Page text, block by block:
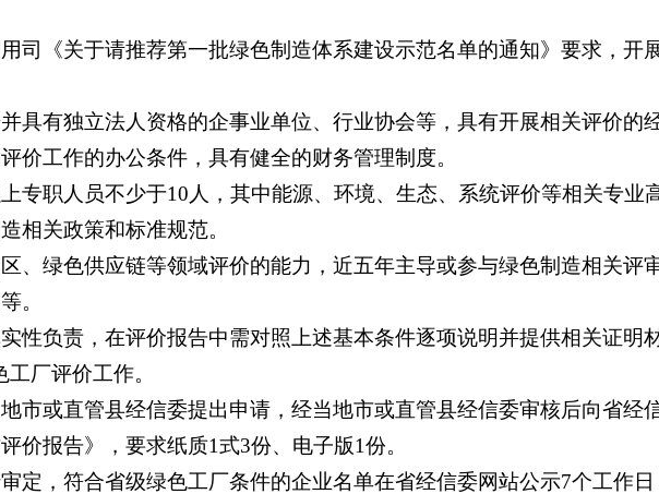
司《关于请推荐第一批绿色制造体系建设示范名单的通知》要求，开
具有独立法人资格的企事业单位、行业协会等，具有开展相关评价的
价工作的办公条件，具有健全的财务管理制度。
专职人员不少于10人，其中能源、环境、生态、系统评价等相关专
相关政策和标准规范。
、绿色供应链等领域评价的能力，近五年主导或参与绿色制造相关
。
性负责，在评价报告中需对照上述基本条件逐项说明并提供相关证明
厂评价工作。
市或直管县经信委提出申请，经当地市或直管县经信委审核后向省
价报告》，要求纸质1式3份、电子版1份。
定，符合省级绿色工厂条件的企业名单在省经信委网站公示7个工作